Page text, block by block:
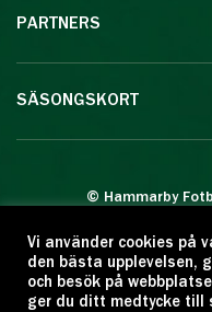
PARTNERS
SÄSONGSKORT
© Hammarby
Eftertryck eller
Citera oss
Vi använder cookies på
den bästa upplevelsen,
och besök på
ger du ditt medtycke till